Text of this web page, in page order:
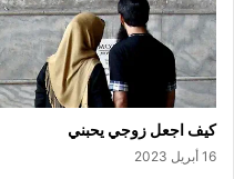
كيف اجعل زوجي يحبني
16 أبريل 2023